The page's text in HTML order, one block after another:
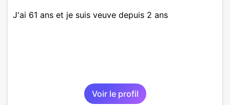
J'ai 61 ans et je suis veuve depuis 2 ans
Voir le profil